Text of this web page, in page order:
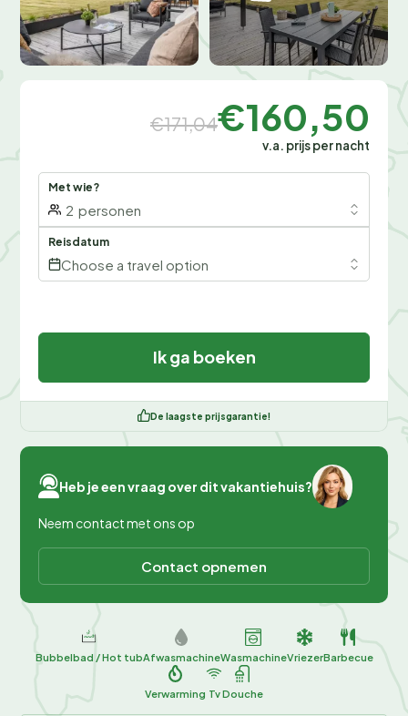
€171,04€160,50
v.a. prijs per nacht
Met wie?
2 personen
Reisdatum
Choose a travel option
Ik ga boeken
De laagste prijsgarantie!
Heb je een vraag over dit vakantiehuis?
Neem contact met ons op
Contact opnemen
Bubbelbad / Hot tubAfwasmachineWasmachineVriezerBarbecue
Verwarming TvDouche